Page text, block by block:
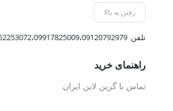
رفتن به بالا
تلفن
راهنمای خرید
تماس با گرین لاین ایران